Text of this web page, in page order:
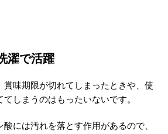
濯で活躍
賞味期限が切れてしまったときや、使
しまうのはもったいないです。
には汚れを落とす作用があるので、